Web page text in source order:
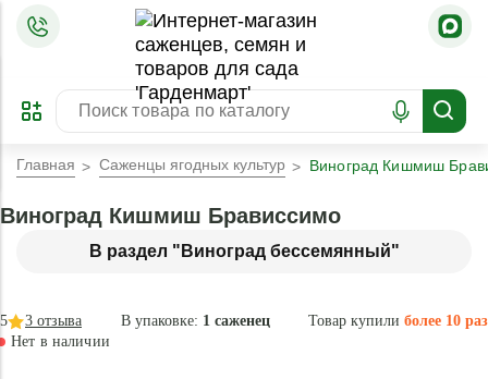
ПРЕДЗАКАЗ
ЗАБРОНИРОВАТЬ
ЛУЧШЕЕ
Главная Саженцы ягодных культур Виноград Кишмиш
В раздел "Виноград бессемянный"
Виноград Кишмиш Брависсимо
В упаковке: 1 саженец Товар купили более 10 раз
5 3 отзыва
Нет в наличии